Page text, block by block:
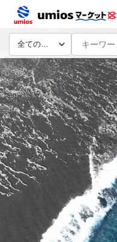
ツに
進む
全ての商品